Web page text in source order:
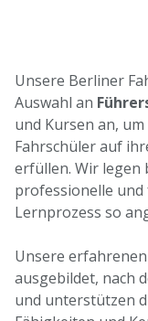
Unsere Berliner
Auswahl an
und Kursen an,
Fahrschüler auf
erfüllen. Wir legen
professionelle
Lernprozess so
Unsere erfahrenen
ausgebildet, nach
und unterstützen